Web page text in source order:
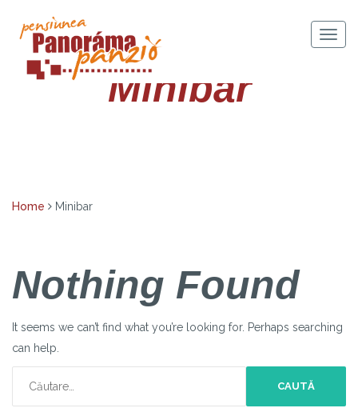
content
Minibar
Home Minibar
Nothing Found
It seems we can’t find what you’re looking for. Perhaps searching
can help.